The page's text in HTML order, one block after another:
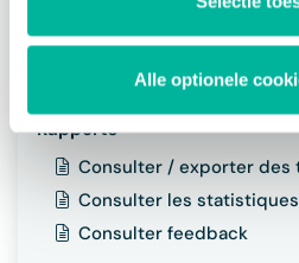
Alle optionele
Modifier les détails du
Ajouter / supprimer des
Consulter la facturation /
Rapports
Consulter / exporter des
Consulter les
Consulter feedback